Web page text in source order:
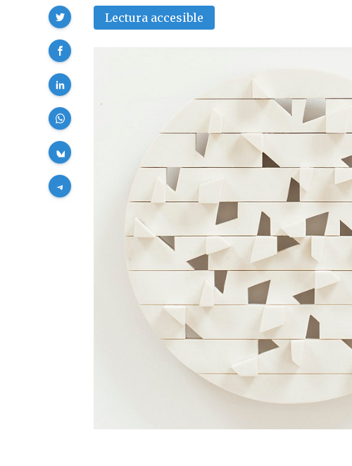
Lectura accesible
Compartir